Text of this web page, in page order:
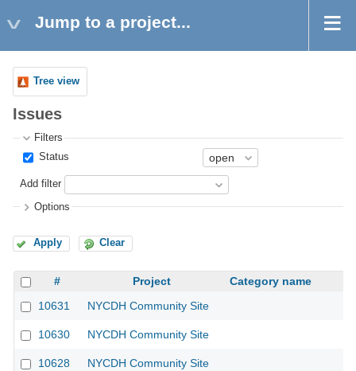
Jump to a project...
Tree view
Issues
Filters
Status
Add filter
Options
Apply Clear
# Project
Category name
10631
NYCDH Community Site
10630 NYCDH Community Site
10628 NYCDH Community Site